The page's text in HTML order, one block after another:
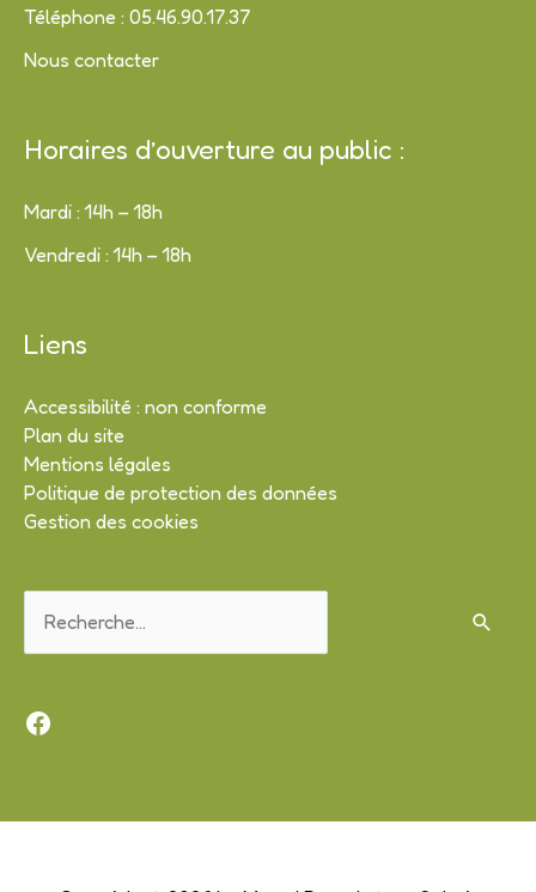
Téléphone : 05.46.90.17.37
Nous contacter
Horaires d’ouverture au public :
Mardi : 14h – 18h
Vendredi : 14h – 18h
Liens
Accessibilité : non conforme
Plan du site
Mentions légales
Politique de protection des données
Gestion des cookies
Facebook